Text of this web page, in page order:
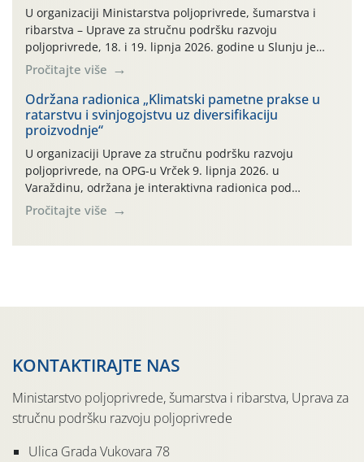
U organizaciji Ministarstva poljoprivrede, šumarstva i
ribarstva – Uprave za stručnu podršku razvoju
poljoprivrede, 18. i 19. lipnja 2026. godine u Slunju je
održano stručno osposobljavanje pod nazivom „Prerada i
dorada povrća“. Dvodnevna edukacija okupila je
poljoprivredne proizvođače i prerađivače zainteresirane
za stjecanje novih znanja iz područja prerade povrća,
očuvanja kvalitete proizvoda te njihovog uspješnog […]
Pročitajte više
Održana radionica „Klimatski pametne prakse u
ratarstvu i svinjogojstvu uz diversifikaciju
proizvodnje“
U organizaciji Uprave za stručnu podršku razvoju
poljoprivrede, na OPG-u Vrček 9. lipnja 2026. u
Varaždinu, održana je interaktivna radionica pod
nazivom “Klimatski pametne prakse u ratarstvu i
svinjogojstvu uz diversifikaciju proizvodnje”. Radionica je
Pročitajte više
KONTAKTIRAJTE NAS
Ministarstvo poljoprivrede, šumarstva i ribarstva, Uprava za
stručnu podršku razvoju poljoprivrede
Ulica Grada Vukovara 78